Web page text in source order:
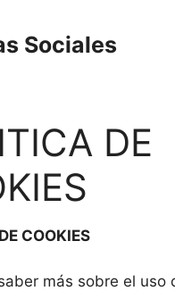
Sociales
DE
COOKIES
más sobre el uso